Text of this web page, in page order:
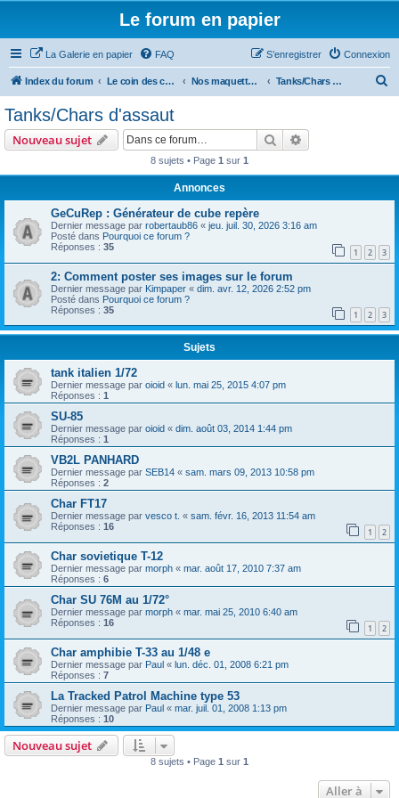
Le forum en papier
La Galerie en papier FAQ Connexion
S’enregistrer
Index du forum Le coin des concepteurs Nos maquettes à télécharger Tanks/Chars d'assaut
Tanks/Chars d'assaut
Nouveau sujet Rechercher
8 sujets • Page 1 sur 1
Annonces
GeCuRep : Générateur de cube repère
Dernier message par robertaub86 « jeu. juil. 30, 2026 3:16 am
Posté dans Pourquoi ce forum ?
Réponses : 35 1 2 3
2: Comment poster ses images sur le forum
Dernier message par Kimpaper « dim. avr. 12, 2026 2:52 pm
Posté dans Pourquoi ce forum ?
Réponses : 35 1 2 3
Sujets
tank italien 1/72
Dernier message par oioid « lun. mai 25, 2015 4:07 pm
Réponses : 1
SU-85
Dernier message par oioid « dim. août 03, 2014 1:44 pm
Réponses : 1
VB2L PANHARD
Dernier message par SEB14 « sam. mars 09, 2013 10:58 pm
Réponses : 2
Char FT17
Dernier message par vesco t. « sam. févr. 16, 2013 11:54 am
Réponses : 16 1 2
Char sovietique T-12
Dernier message par morph « mar. août 17, 2010 7:37 am
Réponses : 6
Char SU 76M au 1/72°
Dernier message par morph « mar. mai 25, 2010 6:40 am
Réponses : 16 1 2
Char amphibie T-33 au 1/48 e
Dernier message par Paul « lun. déc. 01, 2008 6:21 pm
Réponses : 7
La Tracked Patrol Machine type 53
Dernier message par Paul « mar. juil. 01, 2008 1:13 pm
Réponses : 10
Nouveau sujet
8 sujets • Page 1 sur 1
Aller à